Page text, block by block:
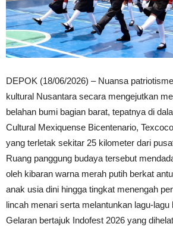
DEPOK (18/06/2026) – Nuansa
kultural Nusantara secara mengejutkan
belahan bumi bagian barat, tepatnya di
Cultural Mexiquense Bicentenario,
yang terletak sekitar 25 kilometer dari
Ruang panggung budaya tersebut
oleh kibaran warna merah putih berkat
anak usia dini hingga tingkat menengah
lincah menari serta melantunkan lagu-lagu
Gelaran bertajuk Indofest 2026 yang